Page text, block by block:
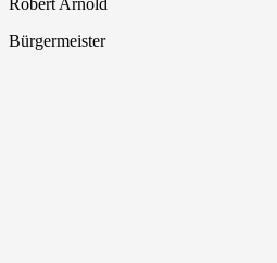
Bürgermeister